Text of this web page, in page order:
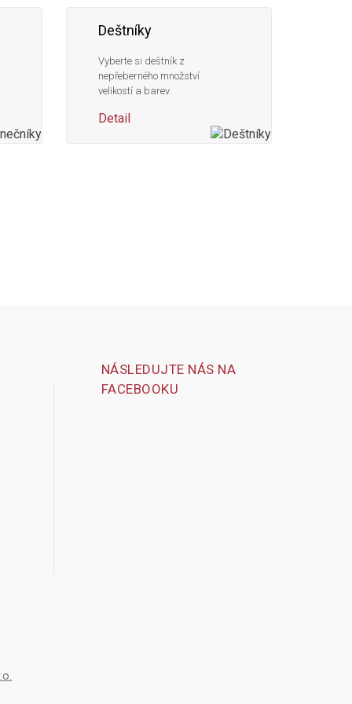
Deštníky
Vyberte si deštník z
nepřeberného množství
velikostí a barev.
Detail
NÁSLEDUJTE NÁS NA
FACEBOOKU